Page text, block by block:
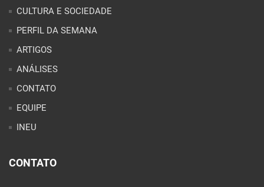
CULTURA E SOCIEDADE
PERFIL DA SEMANA
ARTIGOS
ANÁLISES
CONTATO
EQUIPE
INEU
CONTATO